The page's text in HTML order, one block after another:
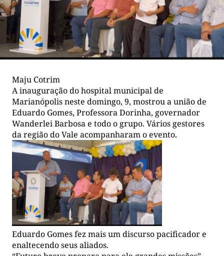
Maju Cotrim
A inauguração do hospital municipal de
Marianópolis neste domingo, 9, mostrou a união de
Eduardo Gomes, Professora Dorinha, governador
Wanderlei Barbosa e todo o grupo. Vários gestores
da região do Vale acompanharam o evento.
Eduardo Gomes fez mais um discurso pacificador e
enaltecendo seus aliados.